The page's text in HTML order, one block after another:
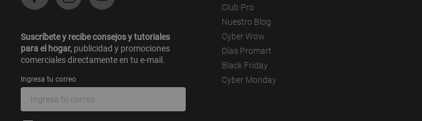
Suscríbete y recibe consejos y tutoriales
para el hogar, publicidad y promociones
comerciales directamente en tu e-mail.
Ingresa tu correo
Club Pro
Nuestro Blog
Cyber Wow
Días Promart
Black Friday
Cyber Monday